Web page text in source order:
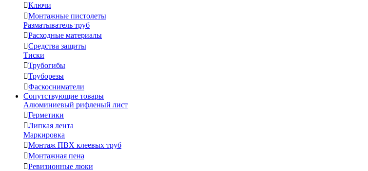
Ключи
Монтажные пистолеты
Разматыватель труб
Расходные материалы
Средства защиты
Тиски
Трубогибы
Труборезы
Фаскосниматели
Сопутствующие товары
Алюминиевый рифленый лист
Герметики
Липкая лента
Маркировка
Монтаж ПВХ клеевых труб
Монтажная пена
Ревизионные люки